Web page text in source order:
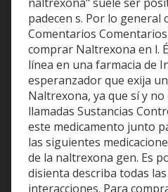
padecen s. Por lo general
Comentarios
comprar Naltrexona en l.
línea en una farmacia de
esperanzador que exija
Naltrexona, ya que sí y
llamadas Sustancias
este medicamento junto
las siguientes
de la naltrexona gen. Es
disienta describa todas
interacciones. Para